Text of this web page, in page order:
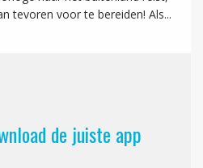
tevoren voor te bereiden! Als...
de juiste app